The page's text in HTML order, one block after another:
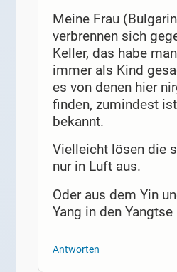
Meine Frau
verbrennen sich
Keller, das habe
immer als Kind
es von denen hier
finden, zumindest
bekannt.
Vielleicht lösen die
nur in Luft aus.
Oder aus dem Yin
Yang in den Yangtse
Antworten